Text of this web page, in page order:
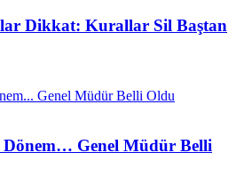
Dikkat: Kurallar Sil Baştan
Dönem… Genel Müdür Belli